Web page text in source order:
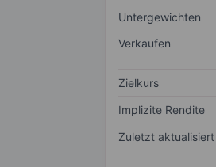
Untergewichten
Verkaufen
Zielkurs
Implizite Rendite
Zuletzt aktualisiert